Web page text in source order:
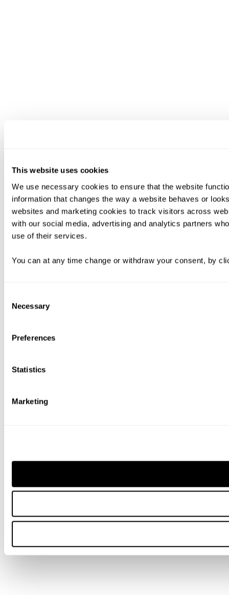
This website uses cookies
We use necessary cookies to ensure that the website
information that changes the way a website behaves or
websites and marketing cookies to track visitors across
with our social media, advertising and analytics partners
use of their services.
You can at any time change or withdraw your consent, by
Selection
Necessary
Preferences
Statistics
Marketing